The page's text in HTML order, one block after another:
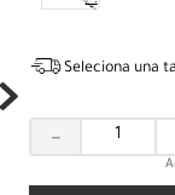
Seleciona una
－